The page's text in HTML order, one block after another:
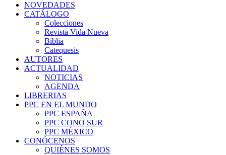
NOVEDADES
CATÁLOGO
Colecciones
Revista Vida Nueva
Biblia
Catequesis
AUTORES
ACTUALIDAD
NOTICIAS
AGENDA
LIBRERIAS
PPC EN EL MUNDO
PPC ESPAÑA
PPC CONO SUR
PPC MÉXICO
CONÓCENOS
QUIÉNES SOMOS